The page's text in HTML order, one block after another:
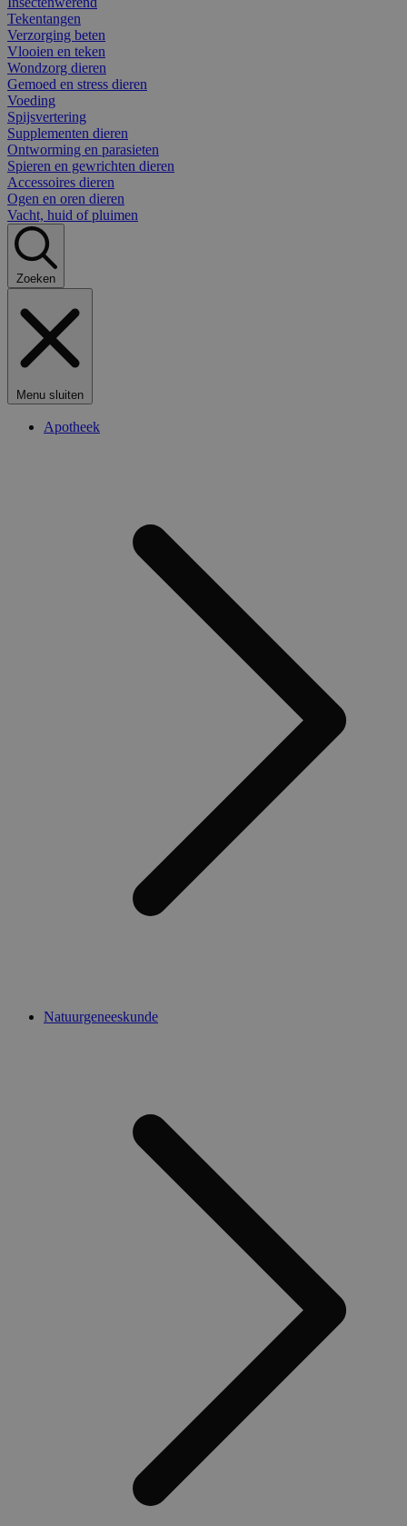
Tekentangen
Verzorging beten
Vlooien en teken
Wondzorg dieren
Gemoed en stress dieren
Voeding
Spijsvertering
Supplementen dieren
Ontworming en parasieten
Spieren en gewrichten dieren
Accessoires dieren
Ogen en oren dieren
Vacht, huid of pluimen
Zoeken
Menu sluiten
Apotheek
Natuurgeneeskunde